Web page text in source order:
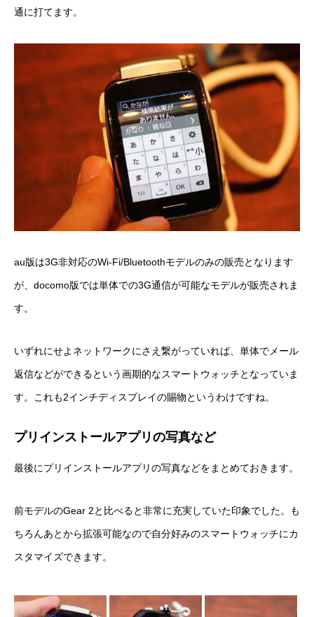
通に打てます。
au版は3G非対応のWi-Fi/Bluetoothモデルのみの販売となります
が、docomo版では単体での3G通信が可能なモデルが販売されま
す。
いずれにせよネットワークにさえ繋がっていれば、単体でメール
返信などができるという画期的なスマートウォッチとなっていま
す。これも2インチディスプレイの賜物というわけですね。
プリインストールアプリの写真など
最後にプリインストールアプリの写真などをまとめておきます。
前モデルのGear 2と比べると非常に充実していた印象でした。も
ちろんあとから拡張可能なので自分好みのスマートウォッチにカ
スタマイズできます。